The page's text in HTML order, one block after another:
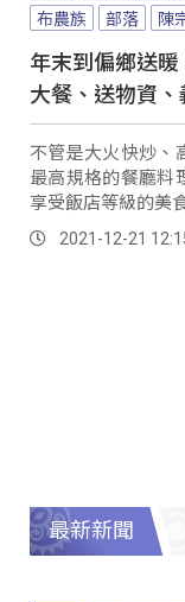
布農族
部落 陳
年末到偏鄉送
大餐、送物資、
不管是大火快炒、
最高規格的餐廳料
享受飯店等級的美
2021-12-21
最新新聞